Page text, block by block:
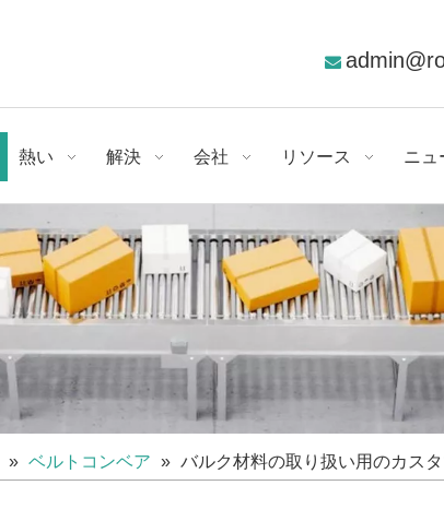

熱い 解決 会社 リソース ニュ
» ベルトコンベア » バルク材料の取り扱い用のカス